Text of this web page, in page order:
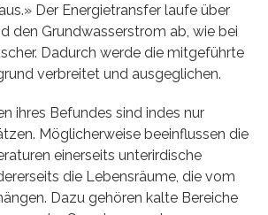
Der Energietransfer laufe über
den Grundwasserstrom ab, wie bei
Dadurch werde die mitgeführte
verbreitet und ausgeglichen.
ihres Befundes sind indes nur
Möglicherweise beeinflussen die
einerseits unterirdische
die Lebensräume, die vom
Dazu gehören kalte Bereiche